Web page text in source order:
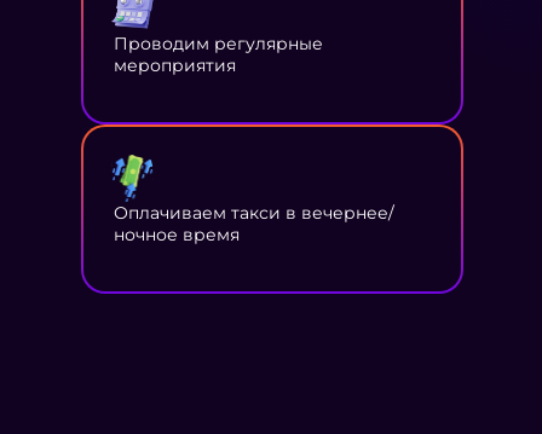
Проводим регулярные
мероприятия
Оплачиваем такси в вечернее/
ночное время